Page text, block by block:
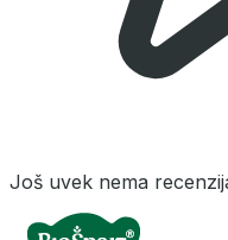
Još uvek nema